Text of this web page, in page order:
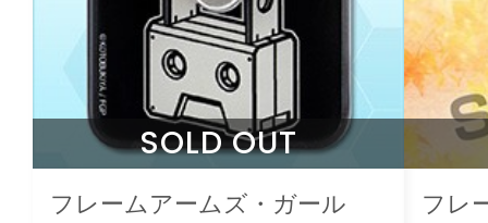
SOLD OUT
フレームアームズ・ガール
フレ